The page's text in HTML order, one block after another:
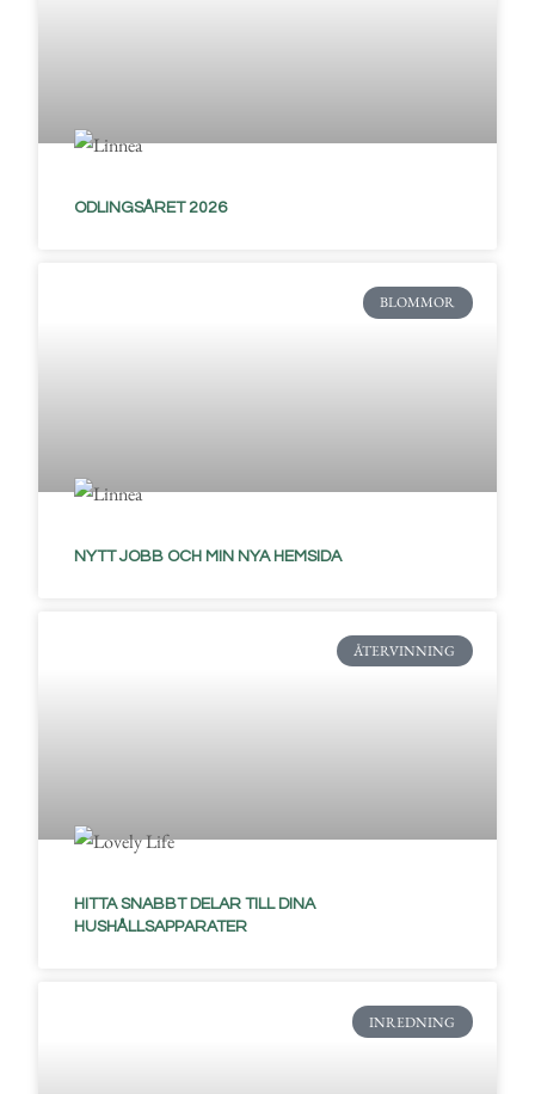
ODLINGSÅRET 2026
BLOMMOR
NYTT JOBB OCH MIN NYA HEMSIDA
ÅTERVINNING
HITTA SNABBT DELAR TILL DINA
HUSHÅLLSAPPARATER
INREDNING